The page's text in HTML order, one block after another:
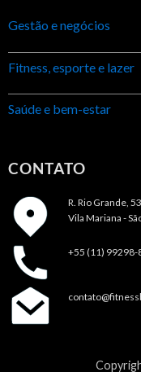
Gestão e negócios
Fitness, esporte e lazer
Saúde e bem-estar
CONTATO
R. Rio Grande,
Vila Mariana -
+55 (11) 99298-